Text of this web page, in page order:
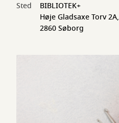
Sted
BIBLIOTEK+
Høje Gladsaxe Torv 2A,
2860 Søborg